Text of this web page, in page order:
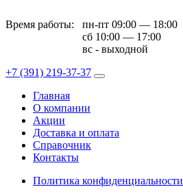
Время работы:
пн-пт 09:00 — 18:00
сб 10:00 — 17:00
вс - выходной
+7 (391) 219-37-37
Главная
О компании
Акции
Доставка и оплата
Справочник
Контакты
Политика конфиденциальности